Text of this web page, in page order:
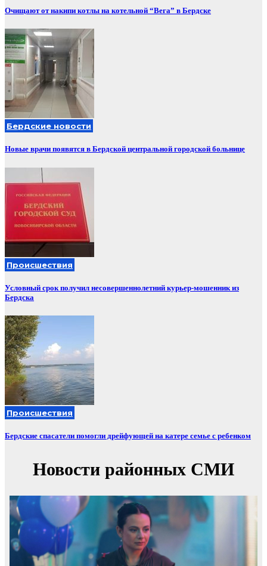
Очищают от накипи котлы на котельной “Вега” в Бердске
Бердские новости
Новые врачи появятся в Бердской центральной городской больнице
Происшествия
Условный срок получил несовершеннолетний курьер-мошенник из
Бердска
Происшествия
Бердские спасатели помогли дрейфующей на катере семье с ребенком